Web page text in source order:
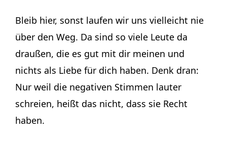
Bleib hier, sonst laufen wir uns vielleicht nie
über den Weg. Da sind so viele Leute da
draußen, die es gut mit dir meinen und
nichts als Liebe für dich haben. Denk dran:
Nur weil die negativen Stimmen lauter
schreien, heißt das nicht, dass sie Recht
haben.